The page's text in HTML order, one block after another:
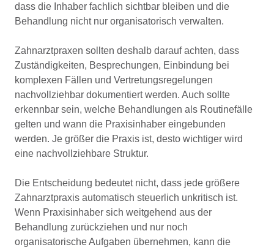
dass die Inhaber fachlich sichtbar bleiben und die
Behandlung nicht nur organisatorisch verwalten.
Zahnarztpraxen sollten deshalb darauf achten, dass
Zuständigkeiten, Besprechungen, Einbindung bei
komplexen Fällen und Vertretungsregelungen
nachvollziehbar dokumentiert werden. Auch sollte
erkennbar sein, welche Behandlungen als Routinefälle
gelten und wann die Praxisinhaber eingebunden
werden. Je größer die Praxis ist, desto wichtiger wird
eine nachvollziehbare Struktur.
Die Entscheidung bedeutet nicht, dass jede größere
Zahnarztpraxis automatisch steuerlich unkritisch ist.
Wenn Praxisinhaber sich weitgehend aus der
Behandlung zurückziehen und nur noch
organisatorische Aufgaben übernehmen, kann die